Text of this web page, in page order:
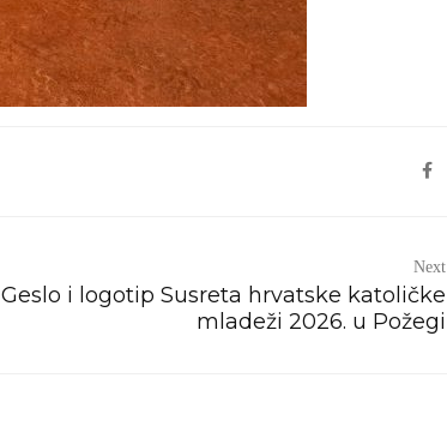
Next
Geslo i logotip Susreta hrvatske katoličke
mladeži 2026. u Požegi